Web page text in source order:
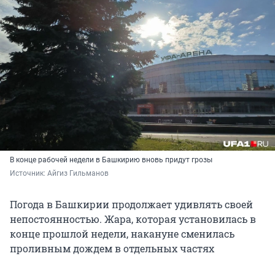
В конце рабочей недели в Башкирию вновь придут грозы
Источник: Айгиз Гильманов
Погода в Башкирии продолжает удивлять своей
непостоянностью. Жара, которая установилась в
конце прошлой недели, накануне сменилась
проливным дождем в отдельных частях